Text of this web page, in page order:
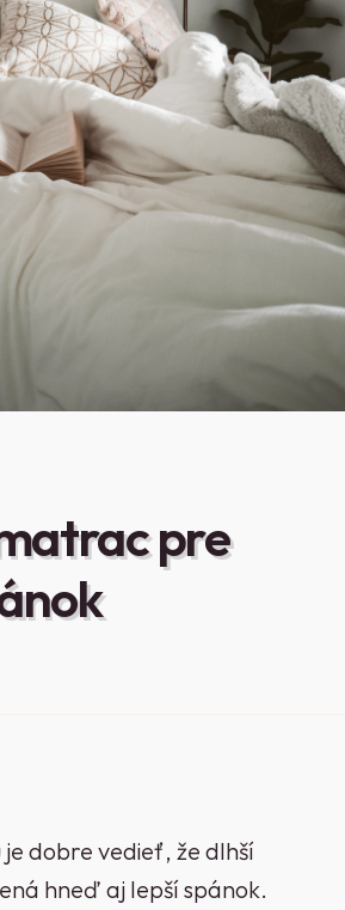
pre
je dobre vedieť, že dlhší
hneď aj lepší spánok.